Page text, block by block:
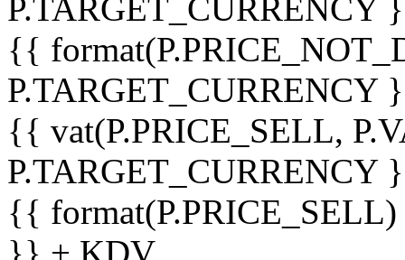
P.TARGET_CURRENCY
{{
P.TARGET_CURRENCY
{{ vat(P.PRICE_SELL,
P.TARGET_CURRENCY
{{
}} + KDV